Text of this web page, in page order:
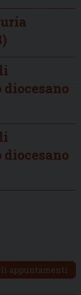
appuntamenti